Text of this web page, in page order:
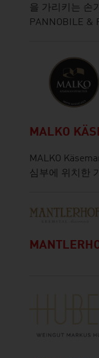
을 가리키는 손
PANNOBILE &
MALKO
MALKO
심부에 위치한